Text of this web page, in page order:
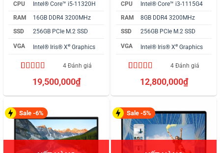
CPU
Intel® Core™ i5-11320H
RAM
16GB DDR4 3200MHz
SSD
256GB PCIe M.2 SSD
VGA Intel® Iris® Xe Graphics
4.75trên 5
dựa trên
4 Đánh giá
19,500,000₫
CPU
Intel® Core™ i3-1115G4
RAM
8GB DDR4 3200MHz
SSD
256GB PCIe M.2 SSD
VGA Intel® Iris® Xe Graphics
4.75trên 5
dựa trên
4 Đánh giá
12,800,000₫
Sale -6% Sale -5%